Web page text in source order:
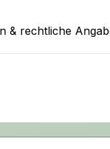
& rechtliche